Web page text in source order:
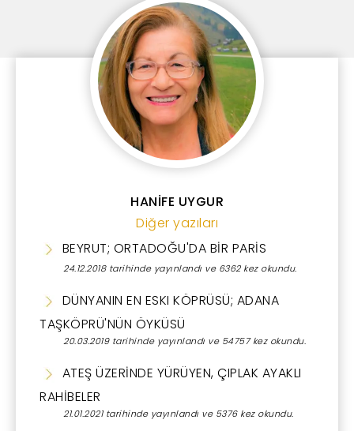
HANİFE UYGUR
Diğer yazıları
BEYRUT; ORTADOĞU'DA BİR PARİS
24.12.2018 tarihinde yayınlandı ve 6362 kez okundu.
DÜNYANIN EN ESKI KÖPRÜSÜ; ADANA
TAŞKÖPRÜ'NÜN ÖYKÜSÜ
20.03.2019 tarihinde yayınlandı ve 54757 kez okundu.
ATEŞ ÜZERİNDE YÜRÜYEN, ÇIPLAK AYAKLI
RAHİBELER
21.01.2021 tarihinde yayınlandı ve 5376 kez okundu.